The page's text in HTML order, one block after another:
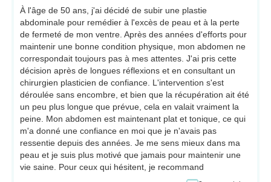
À l'âge de 50 ans, j'ai décidé de subir une plastie
abdominale pour remédier à l'excès de peau et à la perte
de fermeté de mon ventre. Après des années d'efforts pour
maintenir une bonne condition physique, mon abdomen ne
correspondait toujours pas à mes attentes. J'ai pris cette
décision après de longues réflexions et en consultant un
chirurgien plasticien de confiance. L'intervention s'est
déroulée sans encombre, et bien que la récupération ait été
un peu plus longue que prévue, cela en valait vraiment la
peine. Mon abdomen est maintenant plat et tonique, ce qui
m'a donné une confiance en moi que je n'avais pas
ressentie depuis des années. Je me sens mieux dans ma
peau et je suis plus motivé que jamais pour maintenir une
vie saine. Pour ceux qui hésitent, je recommand